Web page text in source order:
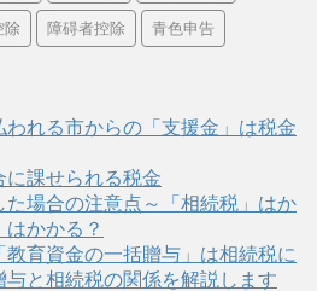
除 障碍者控除 青色申告
れる市からの「支援金」は税金
課せられる税金
た場合の注意点～「相続税」はか
かかる？
育資金の一括贈与」は相続税に
と相続税の関係を解説します